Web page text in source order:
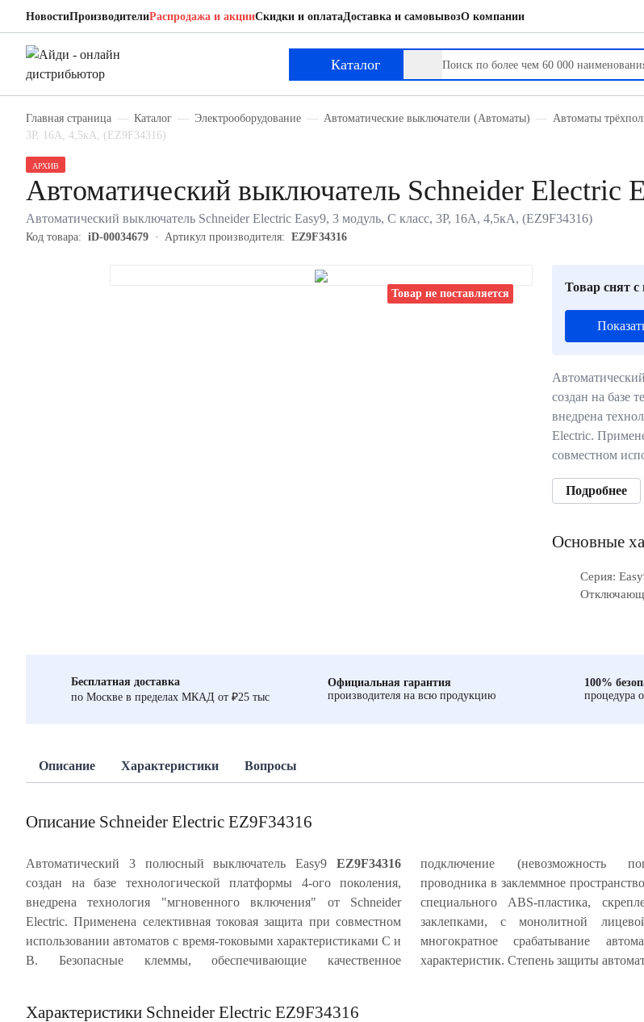
НовостиПроизводителиРаспродажа и акцииСкидки и оплатаДоставка и самовывозО компании
Каталог
Главная страница Каталог Электрооборудование Автоматические выключатели (Автоматы) Автоматы
3P, 16А, 4,5кА, (EZ9F34316)
Товар не поставляется
АРХИВ
Автоматический выключатель Schneider Electric
Автоматический выключатель Schneider Electric Easy9, 3 модуль, C класс, 3P, 16А, 4,5кА, (EZ9F34316)
Код товара: iD-00034679 Артикул производителя: EZ9F34316
Товар снят с
создан на базе
внедрена
Electric.
совместном
Подробнее
Основные
Серия:
Бесплатная доставка
по Москве в пределах МКАД от ₽25 тыс
Официальная гарантия
производителя на всю продукцию
100%
процедура
Описание Характеристики Вопросы
Описание Schneider Electric EZ9F34316
Автоматический 3 полюсный выключатель Easy9 EZ9F34316
создан на базе технологической платформы 4-ого поколения,
внедрена технология "мгновенного включения" от Schneider
Electric. Применена селективная токовая защита при совместном
использовании автоматов с время-токовыми характеристиками C и
B. Безопасные клеммы, обеспечивающие качественное
подключение (невозможность
проводника в заклеммное пространство). Ударопрочный корпус из
специального ABS-пластика, скрепленный 6 металлическими
заклепками, с монолитной лицевой панелью обеспечивает
многократное срабатывание автомата без изменения его
характеристик. Степень защиты
Характеристики Schneider Electric EZ9F34316
Schneider Electric EZ9F34316
Автоматический выключатель